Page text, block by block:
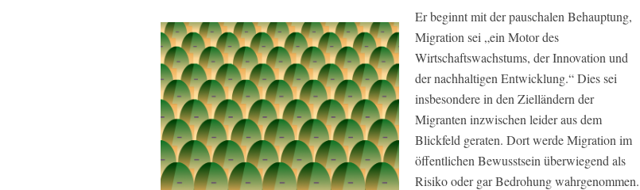
Er beginnt mit der pauschalen Behauptung,
Migration sei „ein Motor des
Wirtschaftswachstums, der Innovation und
der nachhaltigen Entwicklung.“ Dies sei
insbesondere in den Zielländern der
Migranten inzwischen leider aus dem
Blickfeld geraten. Dort werde Migration im
öffentlichen Bewusstsein überwiegend als
Risiko oder gar Bedrohung wahrgenommen.